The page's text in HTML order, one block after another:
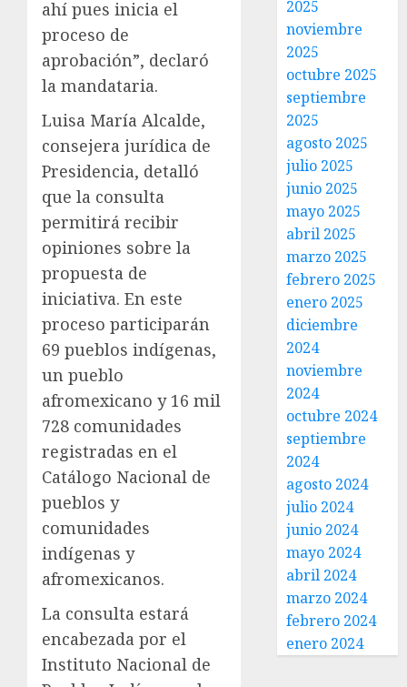
ahí pues inicia el
proceso de
aprobación”, declaró
la mandataria.
Luisa María Alcalde,
consejera jurídica de
Presidencia, detalló
que la consulta
permitirá recibir
opiniones sobre la
propuesta de
iniciativa. En este
proceso participarán
69 pueblos indígenas,
un pueblo
afromexicano y 16 mil
728 comunidades
registradas en el
Catálogo Nacional de
pueblos y
comunidades
indígenas y
afromexicanos.
La consulta estará
encabezada por el
Instituto Nacional de
2025
noviembre
2025
octubre 2025
septiembre
2025
agosto 2025
julio 2025
junio 2025
mayo 2025
abril 2025
marzo 2025
febrero 2025
enero 2025
diciembre
2024
noviembre
2024
octubre 2024
septiembre
2024
agosto 2024
julio 2024
junio 2024
mayo 2024
abril 2024
marzo 2024
febrero 2024
enero 2024